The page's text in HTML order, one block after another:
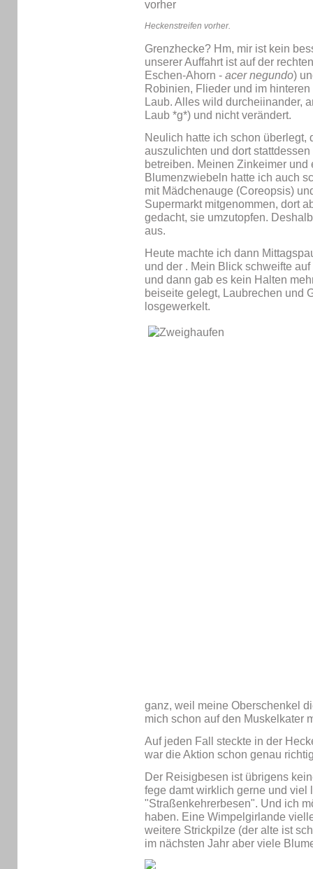
Heckenstreifen vorher.
Grenzhecke? Hm, mir ist kein
unserer Auffahrt ist auf der
Eschen-Ahorn - acer negundo)
Robinien, Flieder und im
Laub. Alles wild durcheiinander,
Laub *g*) und nicht verändert.
Neulich hatte ich schon überlegt,
auszulichten und dort
betreiben. Meinen Zinkeimer und
Blumenzwiebeln hatte ich auch
mit Mädchenauge (Coreopsis)
Supermarkt mitgenommen, dort
gedacht, sie umzutopfen.
aus.
Heute machte ich dann
und der . Mein Blick schweifte
und dann gab es kein Halten
beiseite gelegt, Laubrechen und
losgewerkelt.
ganz, weil meine Oberschenkel
mich schon auf den Muskelkater
Auf jeden Fall steckte in der
war die Aktion schon genau
Der Reisigbesen ist übrigens
fege damt wirklich gerne und viel
"Straßenkehrerbesen". Und ich
haben. Eine Wimpelgirlande
weitere Strickpilze (der alte ist
im nächsten Jahr aber viele